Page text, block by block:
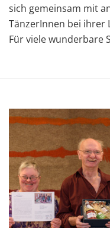
sich gemeinsam mit
TänzerInnen bei ihrer
Für viele wunderbare